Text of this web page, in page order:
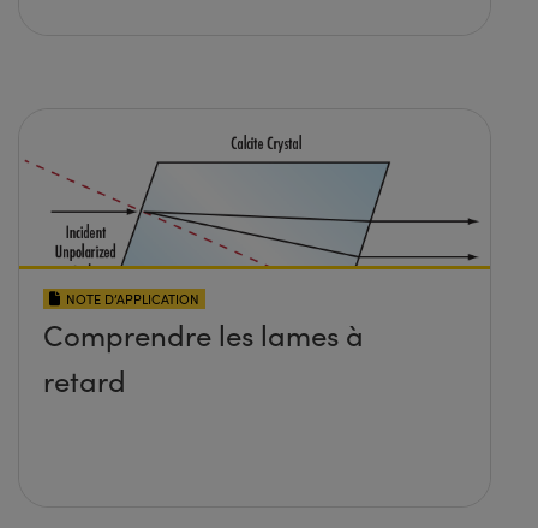
NOTE D’APPLICATION
Comprendre les lames à
retard